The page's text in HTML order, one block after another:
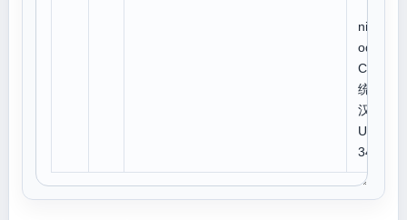
niC
ode:
CJK
统一
汉字
U 7
34B